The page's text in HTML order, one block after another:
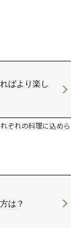
ばより楽し
ぞれの料理に込めら
は？